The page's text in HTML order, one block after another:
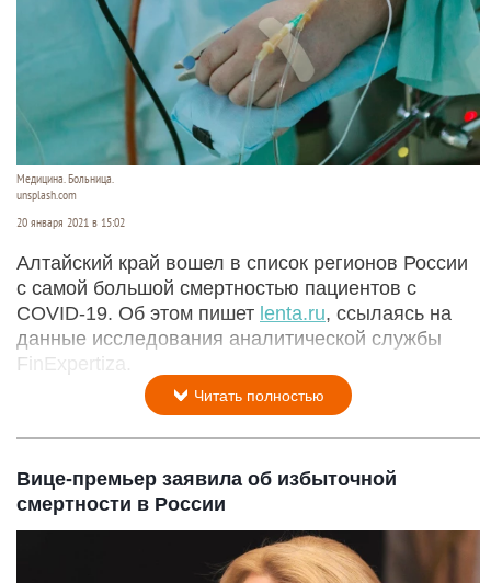
Медицина. Больница.
unsplash.com
20 января 2021 в 15:02
Алтайский край вошел в список регионов России
с самой большой смертностью пациентов с
COVID-19. Об этом пишет lenta.ru, ссылаясь на
данные исследования аналитической службы
FinExpertiza.
Читать полностью
Вице-премьер заявила об избыточной
смертности в России